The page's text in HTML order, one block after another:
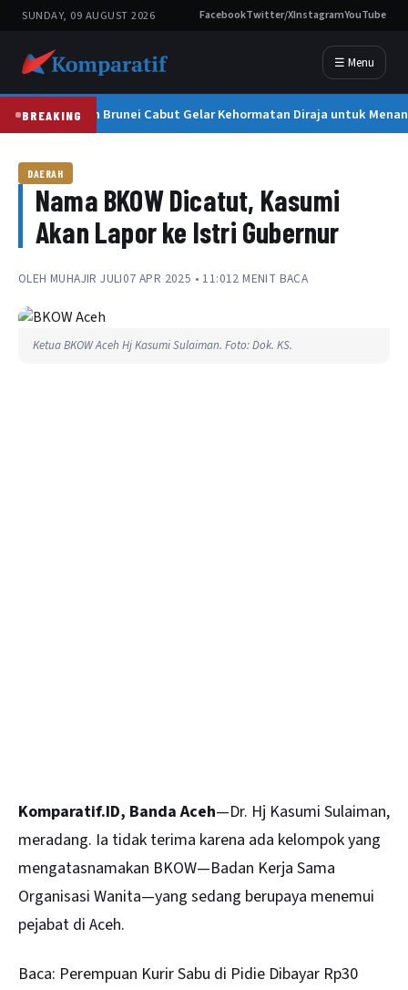
SUNDAY, 09 AUGUST 2026 FacebookTwitter/XInstagramYouTube
☰ Menu
BREAKINGSultan Brunei Cabut Gelar Kehormatan Diraja untuk
DAERAH
Nama BKOW Dicatut, Kasumi
Akan Lapor ke Istri Gubernur
OLEH MUHAJIR JULI07 APR 2025 • 11:012 MENIT BACA
Ketua BKOW Aceh Hj Kasumi Sulaiman. Foto: Dok. KS.
Komparatif.ID, Banda Aceh—Dr. Hj Kasumi Sulaiman,
meradang. Ia tidak terima karena ada kelompok yang
mengatasnamakan BKOW—Badan Kerja Sama
Organisasi Wanita—yang sedang berupaya menemui
pejabat di Aceh.
Baca: Perempuan Kurir Sabu di Pidie Dibayar Rp30